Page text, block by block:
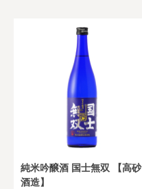
純米吟醸酒 国士無双 【高砂
酒造】